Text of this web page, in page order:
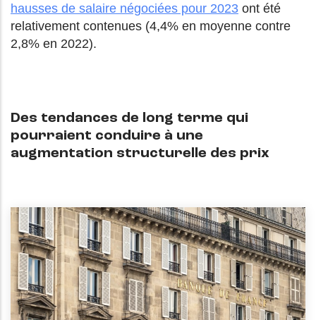
hausses de salaire négociées pour 2023 ont été
relativement contenues (4,4% en moyenne contre
2,8% en 2022).
Des tendances de long terme qui
pourraient conduire à une
augmentation structurelle des prix